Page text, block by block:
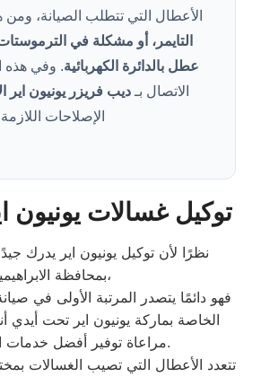
الأعطال التي تتطلب الصيانة،
التايمر، أو مشكلة في
عطل بالدائرة الكهربائية. وفي هذه
الاتصال بـ ديب فريزر يونيون اير
الإصلاحات
توكيل غسالات يونيون
نظرًا لأن توكيل يونيون اير يدرك
بمحافظة الابراهيمية،
فهو دائمًا يتصدر المرتبة الأولى في
الخاصة بماركة يونيون اير تحت
مراعاة توفير أفضل خدمات الدعم الفنى.
تتعدد الأعطال التي تصيب الغسالات